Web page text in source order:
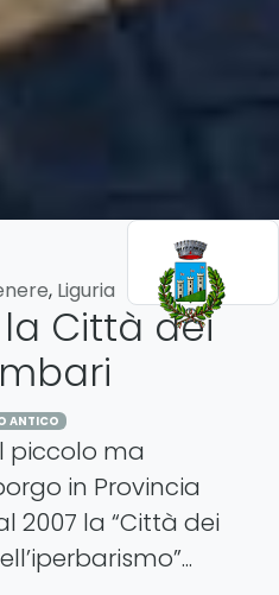
, Liguria
la Città dei
ANTICO
piccolo ma
in Provincia
2007 la “Città dei